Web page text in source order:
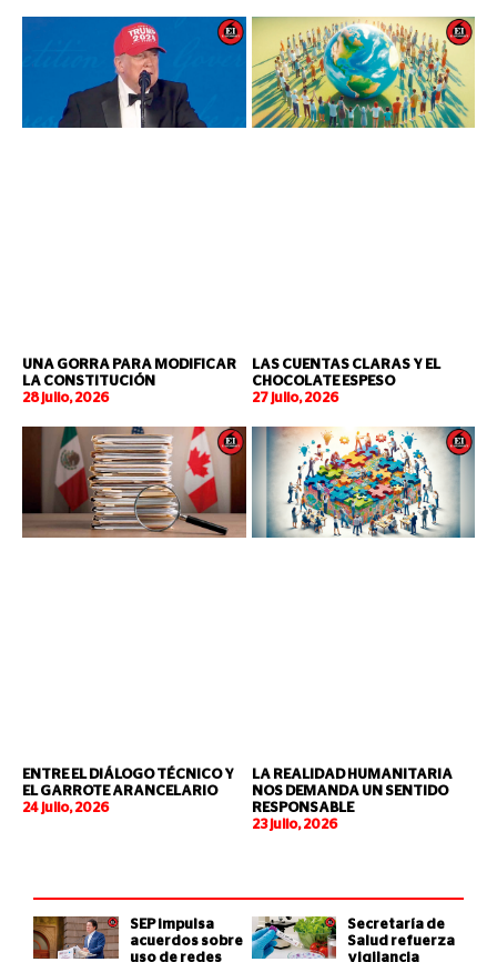
UNA GORRA PARA MODIFICAR
LA CONSTITUCIÓN
28 julio, 2026
LAS CUENTAS CLARAS Y EL
CHOCOLATE ESPESO
27 julio, 2026
ENTRE EL DIÁLOGO TÉCNICO Y
EL GARROTE ARANCELARIO
24 julio, 2026
LA REALIDAD HUMANITARIA
NOS DEMANDA UN SENTIDO
RESPONSABLE
23 julio, 2026
SEP impulsa
acuerdos sobre
uso de redes
Secretaría de
Salud refuerza
vigilancia